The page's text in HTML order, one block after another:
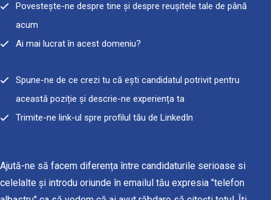
Povestește-ne despre tine și despre reușitele tale de până
acum
Ai mai lucrat în acest domeniu?
Spune-ne de ce crezi tu că ești candidatul potrivit pentru
această poziție și descrie-ne experiența ta
Trimite-ne link-ul spre profilul tău de LinkedIn
Ajută-ne să facem diferența între candidaturile serioase si
celelalte și introdu oriunde în emailul tău expresia "telefon